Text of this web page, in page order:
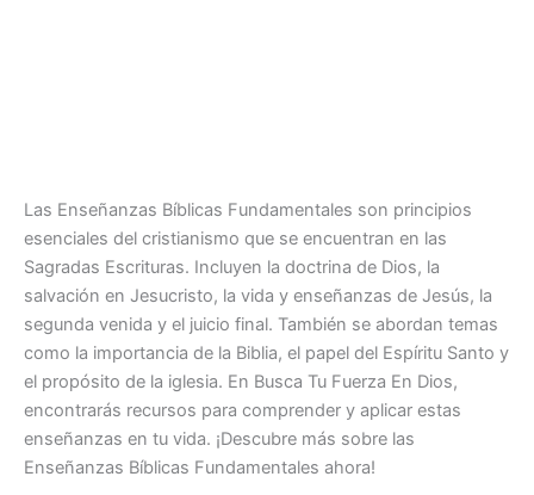
Las Enseñanzas Bíblicas Fundamentales son principios
esenciales del cristianismo que se encuentran en las
Sagradas Escrituras. Incluyen la doctrina de Dios, la
salvación en Jesucristo, la vida y enseñanzas de Jesús, la
segunda venida y el juicio final. También se abordan temas
como la importancia de la Biblia, el papel del Espíritu Santo y
el propósito de la iglesia. En Busca Tu Fuerza En Dios,
encontrarás recursos para comprender y aplicar estas
enseñanzas en tu vida. ¡Descubre más sobre las
Enseñanzas Bíblicas Fundamentales ahora!